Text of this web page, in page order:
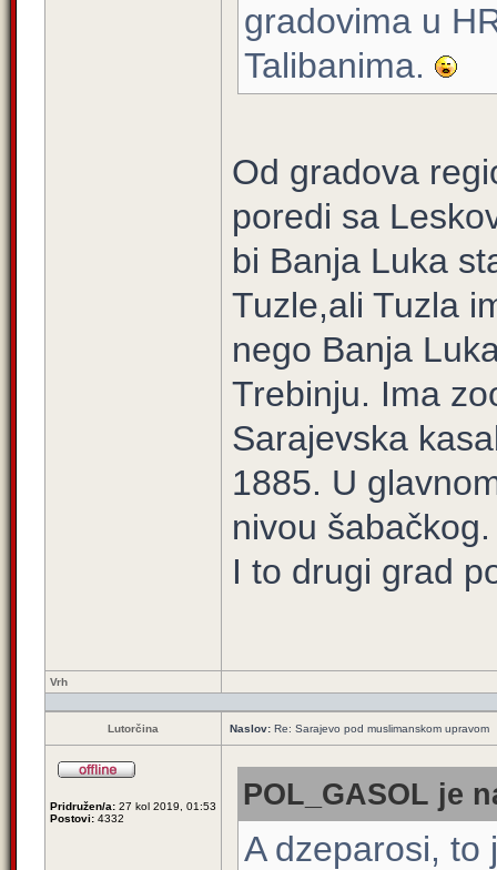
gradovima u
Talibanima.
Od gradova
poredi sa
bi Banja Luka
Tuzle,ali Tuzla
nego Banja
Trebinju. Ima
Sarajevska
1885. U
nivou šabačkog.
I to drugi grad
Vrh
Lutorčina Naslov: Re: Sarajevo pod muslimanskom upravom
Pridružen/a: 27 kol 2019, 01:53
Postovi: 4332
POL_GASOL je
A dzeparosi, to